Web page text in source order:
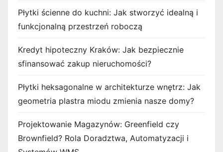
Płytki ścienne do kuchni: Jak stworzyć idealną i
funkcjonalną przestrzeń roboczą
Kredyt hipoteczny Kraków: Jak bezpiecznie
sfinansować zakup nieruchomości?
Płytki heksagonalne w architekturze wnętrz: Jak
geometria plastra miodu zmienia nasze domy?
Projektowanie Magazynów: Greenfield czy
Brownfield? Rola Doradztwa, Automatyzacji i